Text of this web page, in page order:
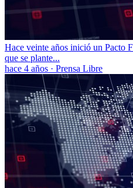
Hace veinte años inició un Pacto
que se plante...
hace 4 años · Prensa Libre